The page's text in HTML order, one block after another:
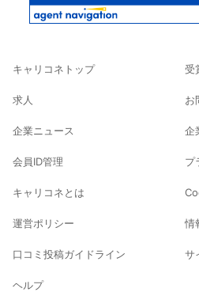
キャリコネトップ
求人
企業ニュース
会員ID管理
キャリコネとは
運営ポリシー
口コミ投稿ガイドライン
ヘルプ
受
お
企
プ
情
サ